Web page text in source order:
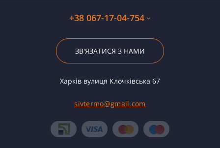
+38 067-17-04-754
ЗВ'ЯЗАТИСЯ З НАМИ
Харків вулиця Клочківська 67
sivtermo@gmail.com